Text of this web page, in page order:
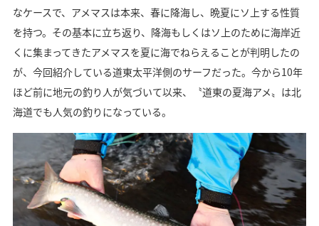
なケースで、アメマスは本来、春に降海し、晩夏にソ上する性質
を持つ。その基本に立ち返り、降海もしくはソ上のために海岸近
くに集まってきたアメマスを夏に海でねらえることが判明したの
が、今回紹介している道東太平洋側のサーフだった。今から10年
ほど前に地元の釣り人が気づいて以来、〝道東の夏海アメ〟は北
海道でも人気の釣りになっている。